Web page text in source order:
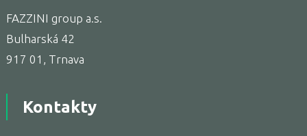
FAZZINI group a.s.
Bulharská 42
917 01, Trnava
Kontakty